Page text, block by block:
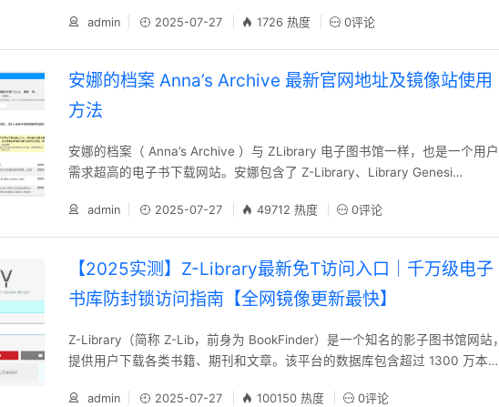
admin
2025-07-27 1726 热度 0评论
安娜的档案 Anna’s Archive 最新官网地址及镜像站使用
方法
安娜的档案（ Anna’s Archive ）与 ZLibrary 电子图书馆一样，也是一个用户
需求超高的电子书下载网站。安娜包含了 Z-Library、Library Genesi
admin
2025-07-27 49712 热度 0评论
【2025实测】Z-Library最新免T访问入口｜千万级电子
书库防封锁访问指南【全网镜像更新最快】
Z-Library（简称 Z-Lib，前身为 BookFinder）是一个知名的影子图书馆网站，
提供用户下载各类书籍、期刊和文章。该平台的数据库包含超过 1300 万本书
admin
2025-07-27 100150 热度 0评论